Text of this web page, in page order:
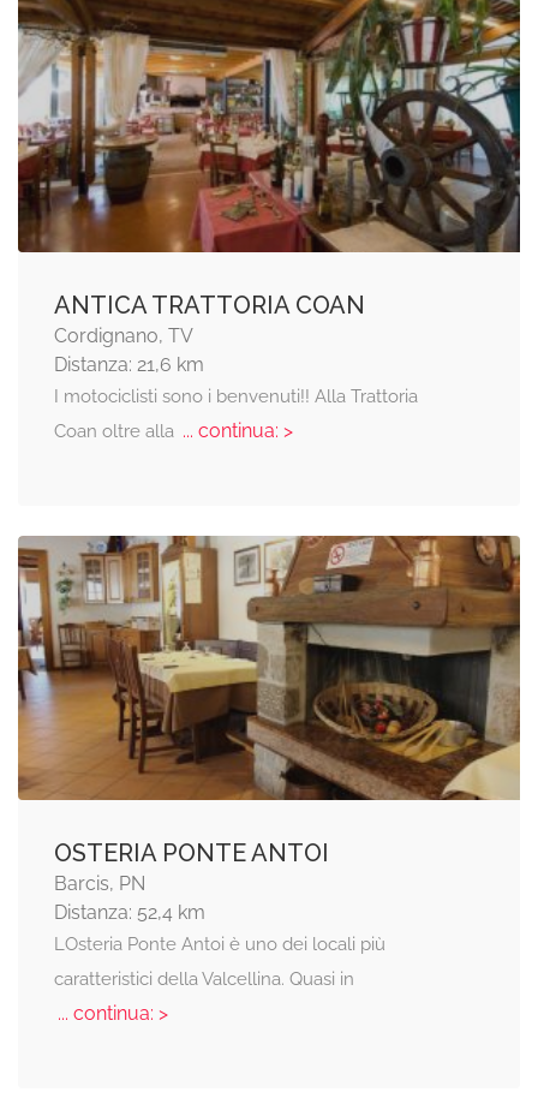
ANTICA TRATTORIA COAN
Cordignano, TV
Distanza: 21,6 km
I motociclisti sono i benvenuti!! Alla Trattoria
Coan oltre alla... continua: >
OSTERIA PONTE ANTOI
Barcis, PN
Distanza: 52,4 km
LOsteria Ponte Antoi è uno dei locali più
caratteristici della Valcellina. Quasi in
... continua: >